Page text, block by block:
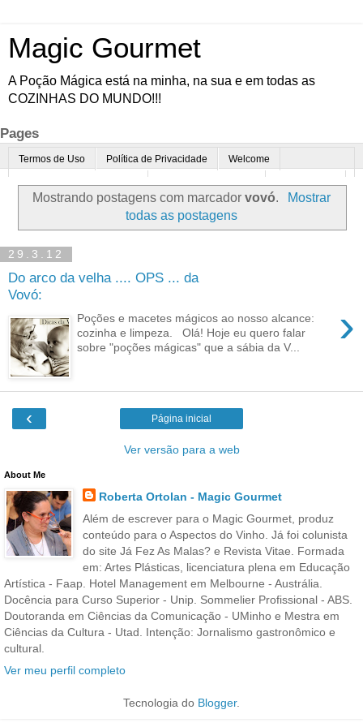
Magic Gourmet
A Poção Mágica está na minha, na sua e em todas as
COZINHAS DO MUNDO!!!
Pages
Termos de Uso Política de Privacidade Welcome
Enoturismo Minha Cozinha Dicas da vovó Mais
Parcerias Contato
Mostrando postagens com marcadorvovó.
Mostrar
todas as postagens
29.3.12
Do arco da velha .... OPS ... da
Vovó:
›
Poções e macetes mágicos ao nosso alcance:
cozinha e limpeza. Olá! Hoje eu quero falar
sobre "poções mágicas" que a sábia da V...
‹ Página inicial
Ver versão para a web
About Me
Roberta Ortolan - Magic Gourmet
Além de escrever para o Magic Gourmet, produz
conteúdo para o Aspectos do Vinho. Já foi colunista
do site Já Fez As Malas? e Revista Vitae. Formada
em: Artes Plásticas, licenciatura plena em Educação
Artística - Faap. Hotel Management em Melbourne - Austrália.
Docência para Curso Superior - Unip. Sommelier Profissional - ABS.
Doutoranda em Ciências da Comunicação - UMinho e Mestra em
Ciências da Cultura - Utad. Intenção: Jornalismo gastronômico e
cultural.
Ver meu perfil completo
Tecnologia do Blogger.